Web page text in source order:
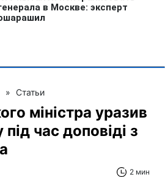
» Статьи
міністра уразив
час доповіді з
2 мин